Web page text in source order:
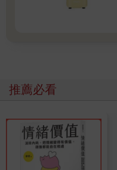
推薦必看